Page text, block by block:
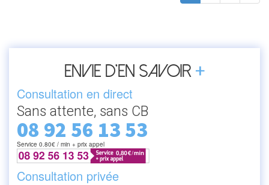
Envie d’en savoir +
Consultation en direct
Sans attente, sans CB
08 92 56 13 53
Service 0.80€ / min + prix appel
Consultation privée